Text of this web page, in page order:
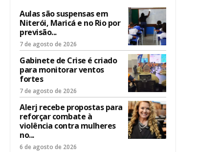
Aulas são suspensas em
Niterói, Maricá e no Rio por
previsão...
7 de agosto de 2026
Gabinete de Crise é criado
para monitorar ventos
fortes
7 de agosto de 2026
Alerj recebe propostas para
reforçar combate à
violência contra mulheres
no...
6 de agosto de 2026